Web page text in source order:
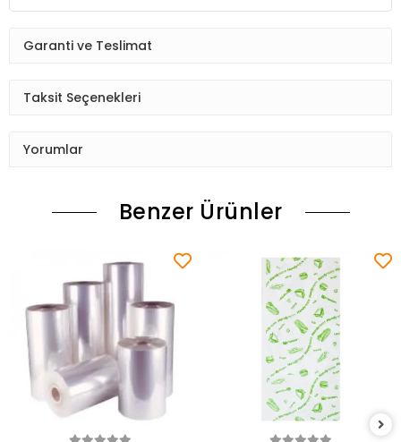
Garanti ve Teslimat
Taksit Seçenekleri
Yorumlar
Benzer Ürünler